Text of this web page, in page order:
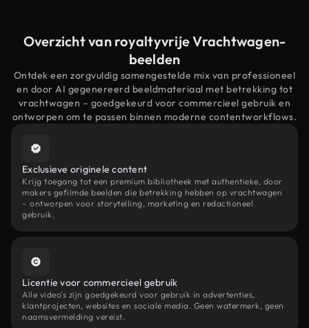
Overzicht van royaltyvrije Vrachtwagen-
beelden
Ontdek een zorgvuldig samengestelde mix van professioneel
en door AI gegenereerd beeldmateriaal met betrekking tot
vrachtwagen – goedgekeurd voor commercieel gebruik en
ontworpen om te passen binnen moderne contentworkflows.
Exclusieve originele content
Krijg toegang tot een premium bibliotheek met authentieke, door
makers gefilmde beelden die betrekking hebben op vrachtwagen
– ontworpen voor storytelling, marketing en redactioneel
gebruik.
Licentie voor commercieel gebruik
Alle video's zijn goedgekeurd voor gebruik in advertenties,
klantprojecten, websites en sociale media. Geen watermerk, geen
naamsvermelding vereist.